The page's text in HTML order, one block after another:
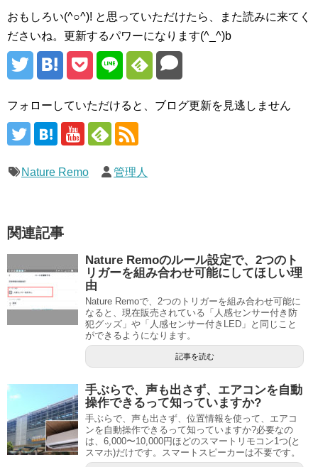
おもしろい(^○^)! と思っていただけたら、また読みに来てく
ださいね。更新するパワーになります(^_^)b
フォローしていただけると、ブログ更新を見逃しません
Nature Remo 管理人
関連記事
Nature Remoのルール設定で、2つのト
リガーを組み合わせ可能にしてほしい理
由
Nature Remoで、2つのトリガーを組み合わせ可能に
なると、現在販売されている「人感センサー付き防
犯グッズ」や「人感センサー付きLED」と同じこと
ができるようになります。
記事を読む
手ぶらで、声も出さず、エアコンを自動
操作できるって知っていますか?
手ぶらで、声も出さず、位置情報を使って、エアコ
ンを自動操作できるって知っていますか?必要なの
は、6,000〜10,000円ほどのスマートリモコン1つ(と
スマホ)だけです。スマートスピーカーは不要です。